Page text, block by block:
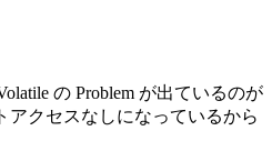
の Problem が出ているのが
アクセスなしになっているから